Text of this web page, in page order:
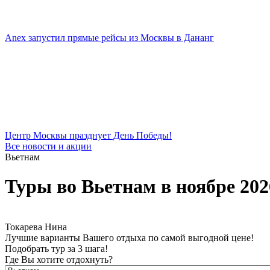
Anex запустил прямые рейсы из Москвы в Дананг
Центр Москвы празднует День Победы!
Все новости и акции
Вьетнам
Туры во Вьетнам в ноябре
Токарева Нина
Лучшие варианты Вашего отдыха по самой выгодной цене!
Подобрать тур за 3 шага!
Где Вы хотите отдохнуть?